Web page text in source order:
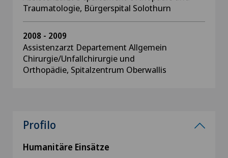
Traumatologie, Bürgerspital Solothurn
2008 - 2009
Assistenzarzt Departement Allgemein
Chirurgie/Unfallchirurgie und
Orthopädie, Spitalzentrum Oberwallis
Profilo
Humanitäre Einsätze